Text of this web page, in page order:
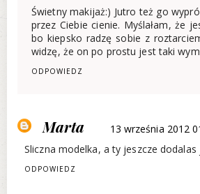
Świetny makijaż:) Jutro też go
przez Ciebie cienie. Myślałam, że
bo kiepsko radzę sobie z
widzę, że on po prostu jest taki
ODPOWIEDZ
Marta
13 września 2012
Sliczna modelka, a ty jeszcze
ODPOWIEDZ